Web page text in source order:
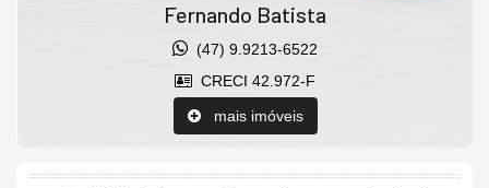
Fernando Batista
(47) 9.9213-6522
CRECI 42.972-F
mais imóveis